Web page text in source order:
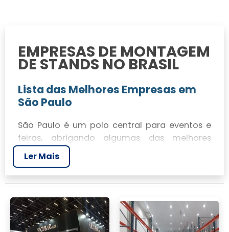
EMPRESAS DE MONTAGEM
DE STANDS NO BRASIL
Lista das Melhores Empresas em
São Paulo
São Paulo é um polo central para eventos e
feiras, abrigando algumas das melhores
empresas de montagem de stands do Brasil.
A JR Tendas se destaca com projetos que
transformam espaços em experiências
construção garantem execuções impecáveis.
Stands Personalizados e Modulares
Ler Mais